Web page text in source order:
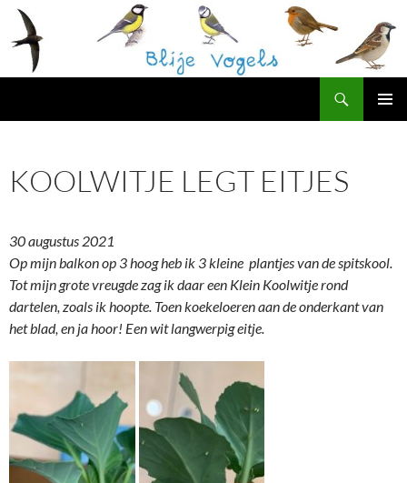
naar
de
inhoud
KOOLWITJE LEGT EITJES
30 augustus 2021
Op mijn balkon op 3 hoog heb ik 3 kleine plantjes van de spitskool.
Tot mijn grote vreugde zag ik daar een Klein Koolwitje rond
dartelen, zoals ik hoopte. Toen koekeloeren aan de onderkant van
het blad, en ja hoor! Een wit langwerpig eitje.